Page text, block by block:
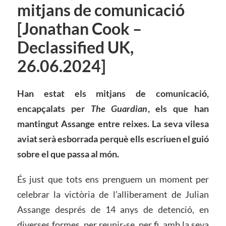
mitjans de comunicació
[Jonathan Cook –
Declassified UK,
26.06.2024]
Han estat els mitjans de comunicació,
encapçalats per The Guardian, els que han
mantingut Assange entre reixes. La seva vilesa
aviat serà esborrada perquè ells escriuen el guió
sobre el que passa al món.
És just que tots ens prenguem un moment per
celebrar la victòria de l’alliberament de Julian
Assange després de 14 anys de detenció, en